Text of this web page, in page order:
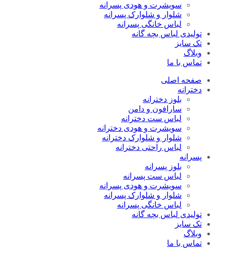
سویشرت و هودی پسرانه
شلوار و شلوارک پسرانه
لباس خانگی پسرانه
تولیدی لباس بچه گانه
تک سایز
وبلاگ
تماس با ما
صفحه اصلی
دخترانه
بلوز دخترانه
سارافون و دامن
لباس ست دخترانه
سویشرت و هودی دخترانه
شلوار و شلوارک دخترانه
لباس راحتی دخترانه
پسرانه
بلوز پسرانه
لباس ست پسرانه
سویشرت و هودی پسرانه
شلوار و شلوارک پسرانه
لباس خانگی پسرانه
تولیدی لباس بچه گانه
تک سایز
وبلاگ
تماس با ما